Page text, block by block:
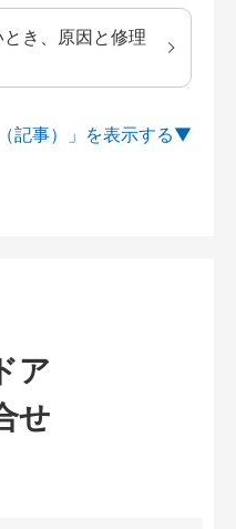
き、原因と修理
記事）」を
ア
せ